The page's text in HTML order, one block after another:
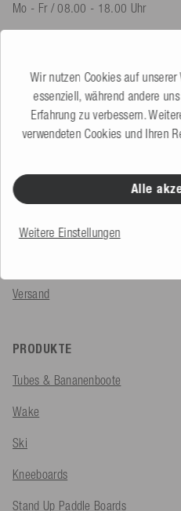
Mo - Fr / 08.00 - 18.00 Uhr
Produktberatung
+49 (0) 7424
Kundenservice
+49 (0) 7424
Zum Kontaktformular
SERVICE & INFOS
Bestellung
Versand
PRODUKTE
Tubes & Bananenboote
Wake
Ski
Kneeboards
Stand Up Paddle Boards
Wir nutzen Cookies auf
essenziell, während andere
Erfahrung zu verbessern.
verwendeten Cookies und Ihren
Alle
Weitere Einstellungen